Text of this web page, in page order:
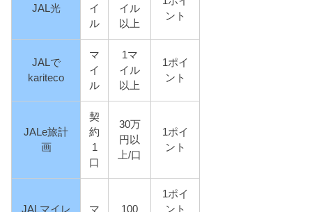
JAL光
イ
ル
イル
以上
ント
JALで
kariteco
マ
イ
ル
1マ
イル
以上
1ポイ
ント
JALe旅計
画
契
約
1
口
30万
円以
上/口
1ポイ
ント
JALマイレ
マ
100
1ポイ
ント